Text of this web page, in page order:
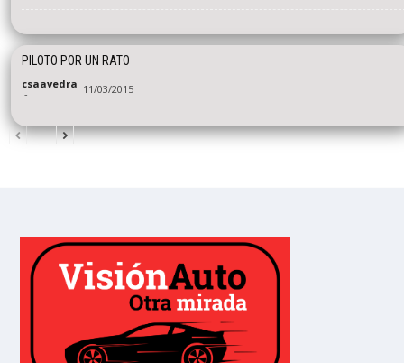
PILOTO POR UN RATO
csaavedra
- 11/03/2015